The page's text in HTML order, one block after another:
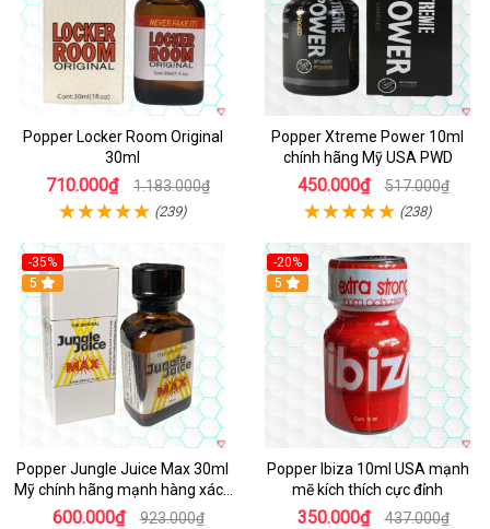
Popper Locker Room Original
30ml
710.000₫ 1.183.000₫
(239)
Popper Xtreme Power 10ml
chính hãng Mỹ USA PWD
450.000₫ 517.000₫
(238)
-35%
5
Popper Jungle Juice Max 30ml
Mỹ chính hãng mạnh hàng xách
tay kích thích
600.000₫ 923.000₫
-20%
5
Popper Ibiza 10ml USA mạnh
mẽ kích thích cực đỉnh
350.000₫ 437.000₫